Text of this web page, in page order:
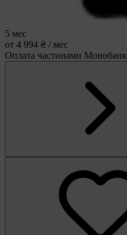
5 мес
от 4 994 ₴ / мес
Оплата частинами Монобанк